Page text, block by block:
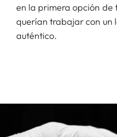
en la primera opción de
querían trabajar con un
auténtico.